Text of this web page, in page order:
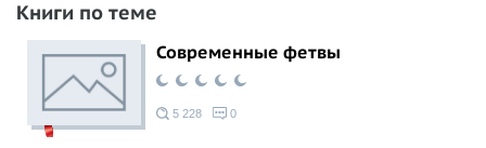
Книги по теме
Современные фетвы
5 228 0